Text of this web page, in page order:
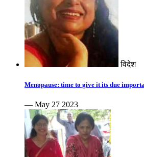
विदेश
Menopause: time to give it its due
— May 27 2023